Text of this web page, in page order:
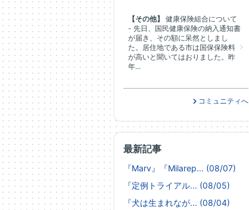
最新記事
『Marv』『Milarep... (08/07)
『定例トライアル... (08/05)
『犬は生まれなが... (08/04)
【その他】
健康保険組合について
- 先日、国民健康保険の納入通知書
が届き、その額に呆然としまし
た。居住地である市は国保保険料
が高いと聞いてはおりました。昨
年...
コミュニティへ